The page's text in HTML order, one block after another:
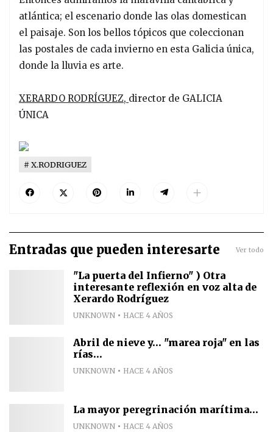
atlántica; el escenario donde las olas domestican
el paisaje. Son los bellos tópicos que coleccionan
las postales de cada invierno en esta Galicia única,
donde la lluvia es arte.
XERARDO RODRÍGUEZ, director de GALICIA
ÚNICA
X.RODRIGUEZ
Entradas que pueden interesarte Ver todo
"La puerta del Infierno" ) Otra
interesante reflexión en voz alta de
Xerardo Rodríguez
UNKNOWN HACE 4 AÑOS
Abril de nieve y... "marea roja" en las
rías...
UNKNOWN HACE 4 AÑOS
La mayor peregrinación marítima...
UNKNOWN HACE 4 AÑOS